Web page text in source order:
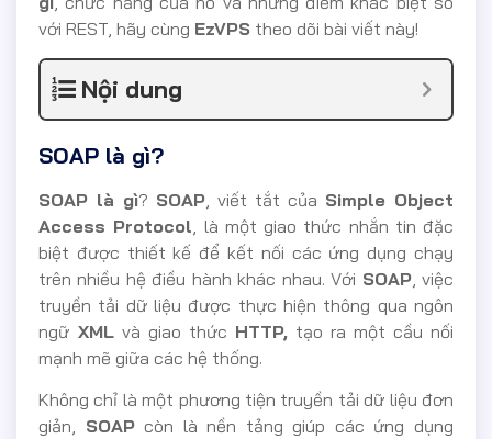
với REST, hãy cùng EzVPS theo dõi bài viết này!
Nội dung
SOAP là gì?
SOAP là gì? SOAP , viết tắt của Simple Object
Access Protocol , là một giao thức nhắn tin đặc
biệt được thiết kế để kết nối các ứng dụng chạy
trên nhiều hệ điều hành khác nhau. Với SOAP, việc
truyền tải dữ liệu được thực hiện thông qua ngôn
ngữ XML và giao thức HTTP, tạo ra một cầu nối
mạnh mẽ giữa các hệ thống.
Không chỉ là một phương tiện truyền tải dữ liệu đơn
giản, SOAPcòn là nền tảng giúp các ứng dụng